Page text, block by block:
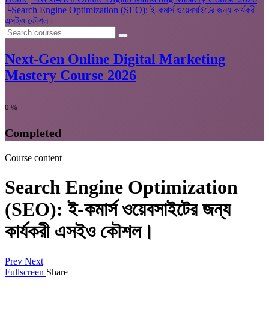
└Search Engine Optimization (SEO): ই-কমার্স ওয়েবসাইটের জন্য কার্যকরী
এসইও কৌশল।
Next-Gen Online Digital Marketing
Mastery Course 2026
0 %
Completed
Course content
Search Engine Optimization
(SEO): ই-কমার্স ওয়েবসাইটের জন্য
কার্যকরী এসইও কৌশল।
Prev Next
Fullscreen Share